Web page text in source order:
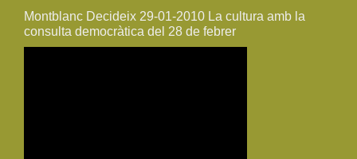
Montblanc Decideix 29-01-2010 La cultura amb la
consulta democràtica del 28 de febrer